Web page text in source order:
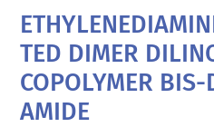
TED DIMER
COPOLYMER
AMIDE